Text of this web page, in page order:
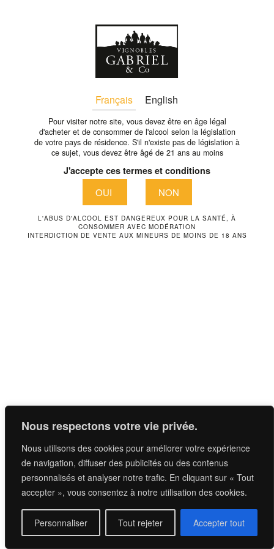
Nous respectons votre vie privée.
Nous utilisons des cookies pour améliorer votre expérience
de navigation, diffuser des publicités ou des contenus
personnalisés et analyser notre trafic. En cliquant sur « Tout
accepter », vous consentez à notre utilisation des cookies.
Personnaliser Tout rejeter Accepter tout
JEAN-FRANCOIS-REAUD-
LE-GRAND-MOULIN
1289 Avenue de la liberté
33820 Saint Aubin de Blaye
FRANCE
contact@vignoblesgabriel.com
L’histoire d’une passion familiale
Notre charte d’engagement
Français English
Pour visiter notre site, vous devez être en âge légal
d'acheter et de consommer de l'alcool selon la législation
de votre pays de résidence. S'il n'existe pas de législation à
ce sujet, vous devez être âgé de 21 ans au moins
J'accepte ces termes et conditions
OUI NON
L'ABUS D'ALCOOL EST DANGEREUX POUR LA SANTÉ, À
CONSOMMER AVEC MODÉRATION
INTERDICTION DE VENTE AUX MINEURS DE MOINS DE 18 ANS